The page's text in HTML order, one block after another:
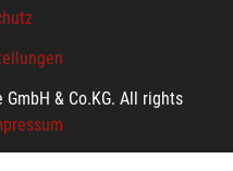
& Co.KG. All rights